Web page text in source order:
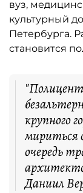
вуз,
культурный
Петербурга.
становится
крупного
мириться
очередь
Даниил